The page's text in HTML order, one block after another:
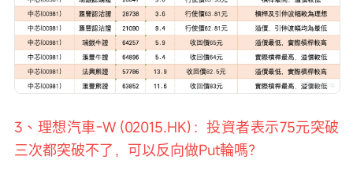
3、理想汽車-W (02015.HK)：投資者表示75元突破
三次都突破不了，可以反向做Put輪嗎？